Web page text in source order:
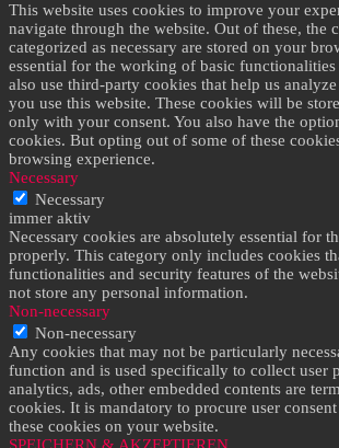
This website uses cookies to improve your
navigate through the website. Out of these, the
categorized as necessary are stored on your
essential for the working of basic functionalities
also use third-party cookies that help us
you use this website. These cookies will be
only with your consent. You also have the
cookies. But opting out of some of these
browsing experience.
Necessary
Necessary
immer aktiv
Necessary cookies are absolutely essential for
properly. This category only includes cookies
functionalities and security features of the
not store any personal information.
Non-necessary
Non-necessary
Any cookies that may not be particularly
function and is used specifically to collect user
analytics, ads, other embedded contents are
cookies. It is mandatory to procure user
these cookies on your website.